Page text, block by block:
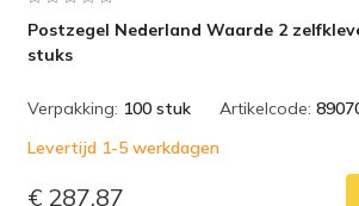
Postzegel Nederland Waarde 2
stuks
Verpakking: 100 stuk Artikelcode:
Levertijd 1-5 werkdagen
€ 287,87